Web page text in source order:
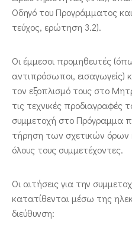
Οδηγό του Προγράμματος
τεύχος, ερώτηση 3.2).
Οι έμμεσοι προμηθευτές
αντιπρόσωποι, εισαγωγείς)
τον εξοπλισμό τους στο
τις τεχνικές προδιαγραφές
συμμετοχή στο Πρόγραμμα
τήρηση των σχετικών
όλους τους συμμετέχοντες.
Οι αιτήσεις για την
κατατίθενται μέσω της
διεύθυνση: